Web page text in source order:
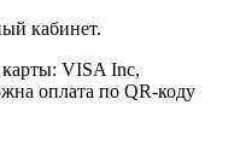
кабинет.
VISA Inc,
оплата по QR-коду